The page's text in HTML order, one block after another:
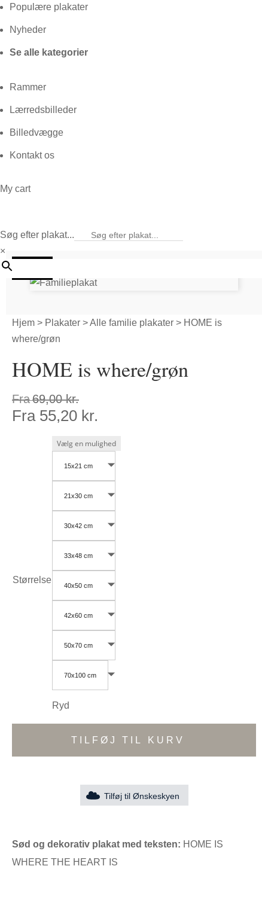
Populære plakater
Nyheder
Se alle kategorier
Rammer
Lærredsbilleder
Billedvægge
Kontakt os
My cart
Søg efter plakat...
×
Hjem > Plakater >Alle familie plakater > HOME is
where/grøn
HOME is where/grøn
Fra69,00kr.
Fra 55,20 kr.
Størrelse
15x21 cm
21x30 cm
30x42 cm
33x48 cm
40x50 cm
42x60 cm
50x70 cm
70x100 cm
Ryd
TILFØJ TIL KURV
Tilføj til Ønskeskyen
Sød og dekorativ plakat med teksten: HOME IS
WHERE THE HEART IS